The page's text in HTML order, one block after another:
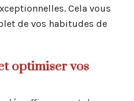
Cela vous
de vos habitudes de
optimiser vos